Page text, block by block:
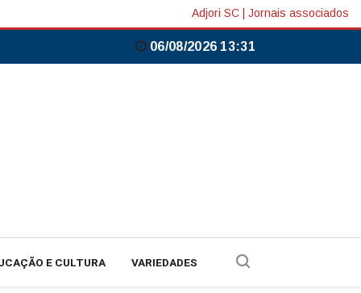
Adjori SC Jornais associados
06/08/2026 13:31
E CULTURA VARIEDADES